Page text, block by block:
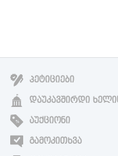
ᲞᲔᲢᲘᲪᲘᲔᲑᲘ
ᲓᲐᲣᲙᲐᲕᲨᲘᲠᲓᲘ
ᲐᲣᲥᲪᲘᲝᲜᲘ
ᲒᲐᲛᲝᲙᲘᲗᲮᲕᲐ